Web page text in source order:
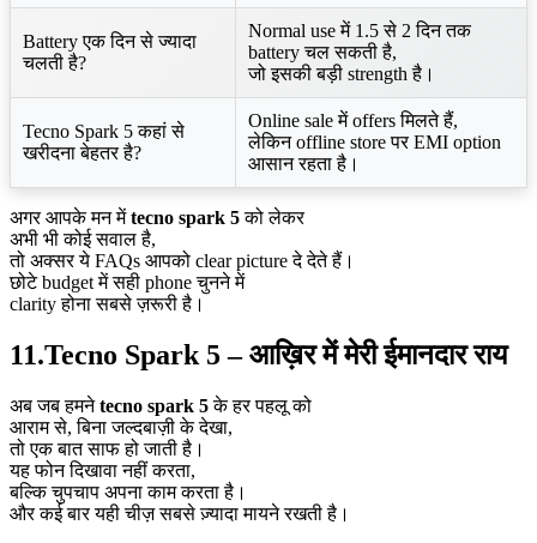
Battery एक दिन से ज्यादा
चलती है?
Normal use में 1.5 से 2 दिन तक
battery चल सकती है,
जो इसकी बड़ी strength है।
Tecno Spark 5 कहां से
खरीदना बेहतर है?
Online sale में offers मिलते हैं,
लेकिन offline store पर EMI option
आसान रहता है।
अगर आपके मन मेंtecno spark 5को लेकर
अभी भी कोई सवाल है,
तो अक्सर ये FAQs आपको clear picture दे देते हैं।
छोटे budget में सही phone चुनने में
clarity होना सबसे ज़रूरी है।
11.Tecno Spark 5 – आख़िर में मेरी ईमानदार राय
अब जब हमनेtecno spark 5के हर पहलू को
आराम से, बिना जल्दबाज़ी के देखा,
तो एक बात साफ हो जाती है।
यह फोन दिखावा नहीं करता,
बल्कि चुपचाप अपना काम करता है।
और कई बार यही चीज़ सबसे ज़्यादा मायने रखती है।